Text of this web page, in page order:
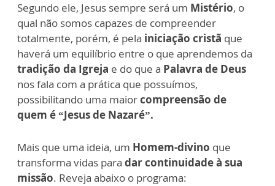
Segundo ele, Jesus sempre será um Mistério, o
qual não somos capazes de compreender
totalmente, porém, é pela iniciação cristã que
haverá um equilíbrio entre o que aprendemos da
tradição da Igreja e do que a Palavra de Deus
nos fala com a prática que possuímos,
possibilitando uma maiorcompreensão de
quem é “Jesus de Nazaré”.
Mais que uma ideia, um Homem-divino que
transforma vidas para dar continuidade à sua
missão. Reveja abaixo o programa: